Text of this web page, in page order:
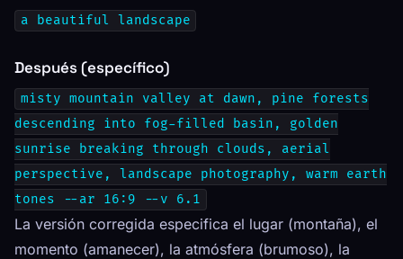
a beautiful landscape
Después (específico)
misty mountain valley at dawn, pine forests
descending into fog-filled basin, golden
sunrise breaking through clouds, aerial
perspective, landscape photography, warm earth
tones --ar 16:9 --v 6.1
La versión corregida especifica el lugar (montaña), el
momento (amanecer), la atmósfera (brumoso), la